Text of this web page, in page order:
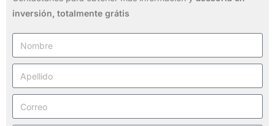
inversión, totalmente grátis